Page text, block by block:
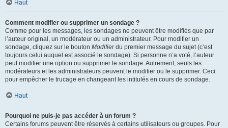
Haut
Comment modifier ou supprimer un sondage ?
Comme pour les messages, les sondages ne peuvent être modifiés que par
l’auteur original, un modérateur ou un administrateur. Pour modifier un
sondage, cliquez sur le bouton Modifierdu premier message du sujet (c’est
toujours celui auquel est associé le sondage). Si personne n’a voté, l’auteur
peut modifier une option ou supprimer le sondage. Autrement, seuls les
modérateurs et les administrateurs peuvent le modifier ou le supprimer. Ceci
pour empêcher le trucage en changeant les intitulés en cours de sondage.
Haut
Pourquoi ne puis-je pas accéder à un forum ?
Certains forums peuvent être réservés à certains utilisateurs ou groupes. Pour